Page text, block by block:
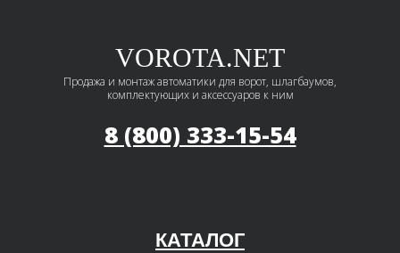
VOROTA.NET
Продажа и монтаж автоматики для ворот, шлагбаумов,
комплектующих и аксессуаров к ним
8 (800) 333-15-54
КАТАЛОГ